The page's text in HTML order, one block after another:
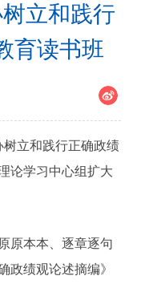
立和践行
育读书班
树立和践行正确政绩
论学习中心组扩大
原本本、逐章逐句
政绩观论述摘编》